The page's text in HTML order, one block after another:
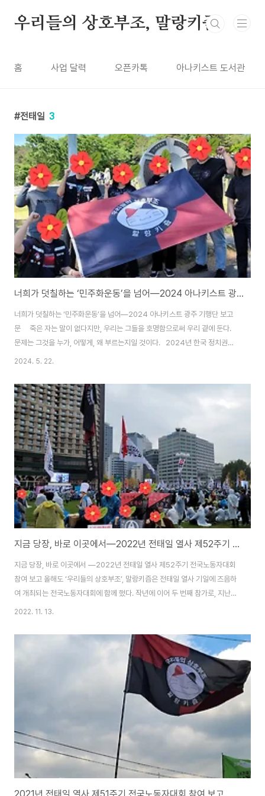
우리들의 상호부조, 말랑키즘
홈 사업 달력 오픈카톡 아나키스트 도서관
전태일 3
너희가 덧칠하는 ‘민주화운동’을 넘어―2024 아나키스트 광주 기행단 보고문
너희가 덧칠하는 ‘민주화운동’을 넘어―2024 아나키스트 광주 기행단 보고
문 죽은 자는 말이 없다지만, 우리는 그들을 호명함으로써 우리 곁에 둔다.
문제는 그것을 누가, 어떻게, 왜 부르는지일 것이다. 2024년 한국 정치권의
광주에 대한 트렌드는 ‘덮어쓰기’라는 생각을 지울 수 없다. ‘젊은’ 보수 정치인
다. 개혁신당 이준석 대표는 ‘영남에서 기른 국화 1천 송이’를 가져가 1천 번 헌
화하는 묘기를 보여주었고, 서울 도봉 갑 선거구에서 새로 국회의원이 된 국민
의힘 김재섭 당선인은 4호선 쌍문역 인근에 ‘5.18정신이 민주주의의 초석입니
다’라는 현수막을 게재하기도 했다. 젊은 정치인들뿐만 아니라 여야 각층에서
나란히..
2024. 5. 22.
지금 당장, 바로 이곳에서―2022년 전태일 열사 제52주기 전국노동자대회 참여 보고
지금 당장, 바로 이곳에서 ―2022년 전태일 열사 제52주기 전국노동자대회
참여 보고 올해도 ‘우리들의 상호부조’, 말랑키즘은 전태일 열사 기일에 즈음하
여 개최되는 전국노동자대회에 함께 했다. 작년에 이어 두 번째 참가로, 지난번
보다 훨씬 많은 동지들과 함께 전태일 열사의 정신을 되새길 수 있게 되어 감사
의 깃발로 말랑키즘 깃발 아래 함께 걸고 참가해 더욱 뜻깊은 시간이었다. 더욱
더 많은 현장에서, 더욱더 많은 학교에서 말랑키즘과 뜻을 함께하는 이들을 모
아낼 수 있도록 이후로도 끊임없이 박차를 가하겠다는 의지를 되새긴다. 말랑
키즘의 이번 노동자대회는 사실 노동자대회 당일인 11월 12일에만 국한된 것
2022. 11. 13.